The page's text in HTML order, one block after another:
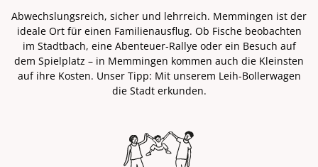
Abwechslungsreich, sicher und lehrreich. Memmingen ist der
ideale Ort für einen Familienausflug. Ob Fische beobachten
im Stadtbach, eine Abenteuer-Rallye oder ein Besuch auf
dem Spielplatz – in Memmingen kommen auch die Kleinsten
auf ihre Kosten. Unser Tipp: Mit unserem Leih-Bollerwagen
die Stadt erkunden.